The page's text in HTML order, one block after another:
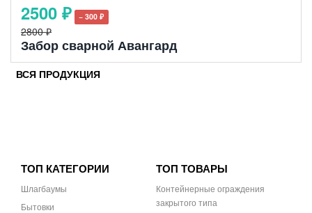
2500 ₽ − 300 ₽
2800 ₽
Забор сварной Авангард
ВСЯ ПРОДУКЦИЯ
ТОП КАТЕГОРИИ
Шлагбаумы
Бытовки
ТОП ТОВАРЫ
Контейнерные ограждения
закрытого типа